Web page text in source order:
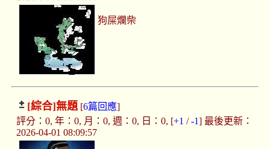
狗屎爛柴
[綜合]無題[6篇回應]
評分：0, 年：0, 月：0, 週：0, 日：0, [+1 /-1] 最後更新：
2026-04-01 08:09:57